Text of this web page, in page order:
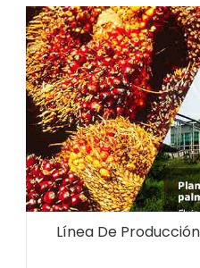
Línea De